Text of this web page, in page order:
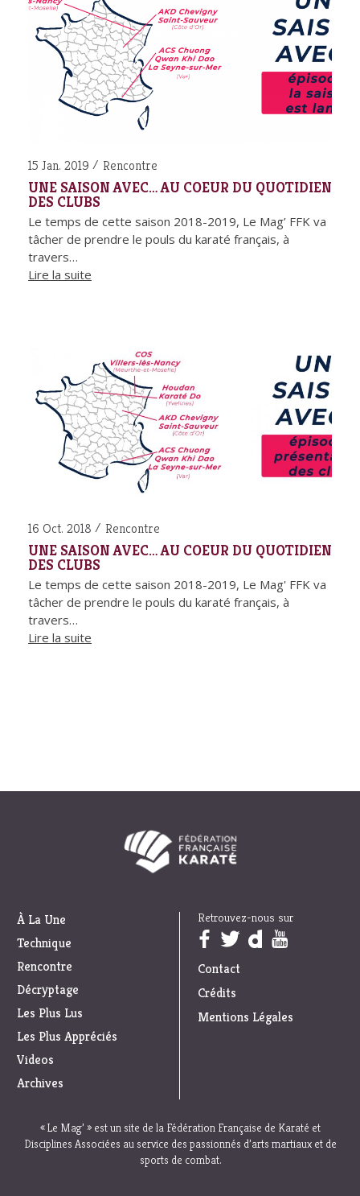
15 Jan. 2019 Rencontre
UNE SAISON AVEC… AU COEUR DU QUOTIDIEN
DES CLUBS
Le temps de cette saison 2018-2019, Le Mag’ FFK va
tâcher de prendre le pouls du karaté français, à
travers…
Lire la suite
16 Oct. 2018 Rencontre
UNE SAISON AVEC… AU COEUR DU QUOTIDIEN
DES CLUBS
Le temps de cette saison 2018-2019, Le Mag' FFK va
tâcher de prendre le pouls du karaté français, à
travers…
Lire la suite
À La Une
Technique
Rencontre
Décryptage
Les Plus Lus
Les Plus Appréciés
Videos
Archives
Retrouvez-nous sur
Trouvez nous sur :
Contact
Crédits
Mentions Légales
« Le Mag’ » est un site de la Fédération Française de Karaté et
Disciplines Associées au service des passionnés d’arts martiaux et de
sports de combat.